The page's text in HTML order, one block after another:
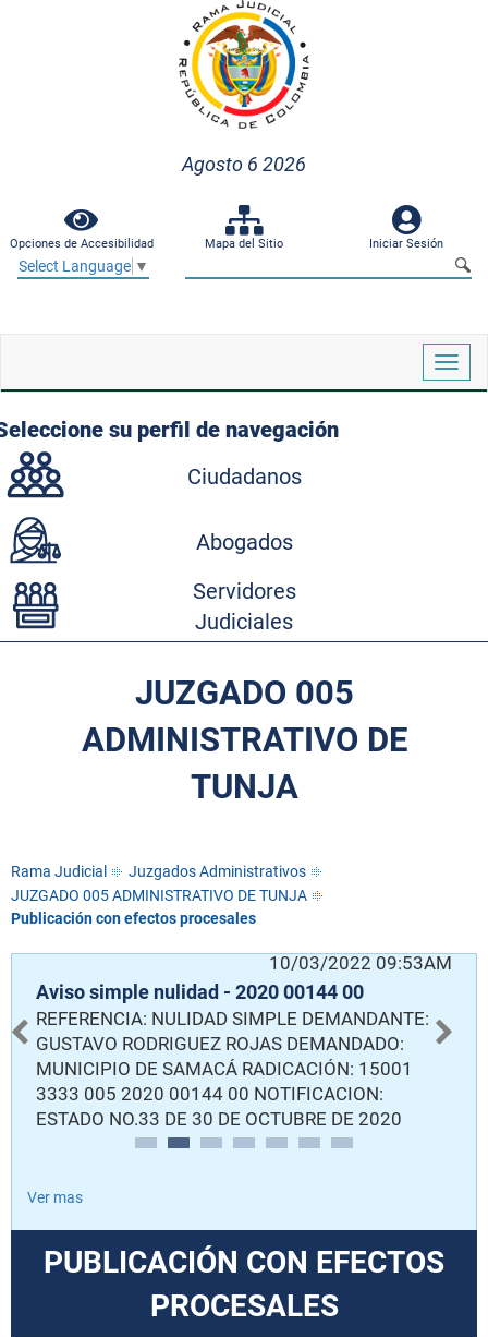
Agosto 6 2026
Opciones de Accesibilidad Mapa del Sitio Iniciar Sesión
Select Language ▼
su perfil de navegación
Ciudadanos
Abogados
Servidores
Judiciales
JUZGADO 005
ADMINISTRATIVO DE
TUNJA
Rama Judicial
Juzgados Administrativos
JUZGADO 005 ADMINISTRATIVO DE TUNJA
Publicación con efectos procesales
10/03/2022 09:53AM
Aviso simple nulidad - 2020 00144 00
REFERENCIA: NULIDAD SIMPLE DEMANDANTE:
GUSTAVO RODRIGUEZ ROJAS DEMANDADO:
MUNICIPIO DE SAMACÁ RADICACIÓN: 15001
3333 005 2020 00144 00 NOTIFICACION:
ESTADO NO.33 DE 30 DE OCTUBRE DE 2020
Ver mas
PUBLICACIÓN CON EFECTOS
PROCESALES